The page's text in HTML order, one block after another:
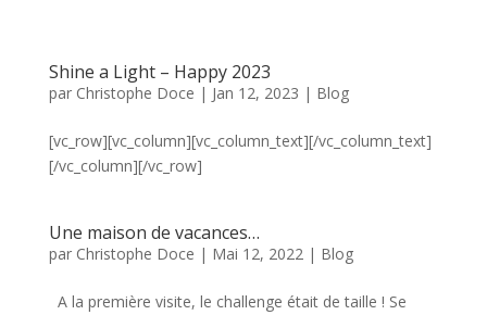
Shine a Light – Happy 2023
par Christophe Doce | Jan 12, 2023 | Blog
[vc_row][vc_column][vc_column_text][/vc_column_text]
[/vc_column][/vc_row]
Une maison de vacances…
par Christophe Doce | Mai 12, 2022| Blog
A la première visite, le challenge était de taille ! Se